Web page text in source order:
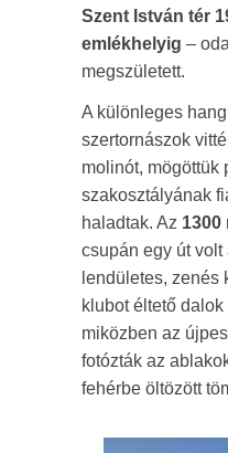
Szent István tér
emlékhelyig –
megszületett.
A különleges
szertornászok
molinót, mögöttük
szakosztályának
haladtak. Az 1300
csupán egy út
lendületes, zenés
klubot éltető
miközben az
fotózták az
fehérbe öltözött